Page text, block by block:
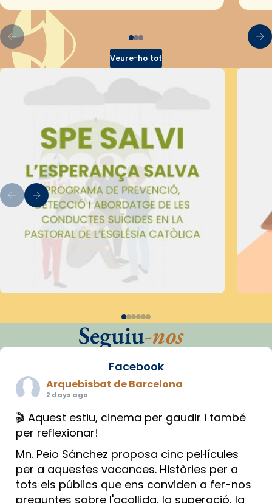
Veure-ho tot
Seguiu-nos
Facebook
Arquebisbat de Barcelona
2 days ago
🎬 Aquest estiu, cinema per gaudir i també
per reflexionar!
Mn. Peio Sánchez proposa cinc pel·lícules
per a aquestes vacances. Històries per a
tots els públics que ens conviden a fer-nos
preguntes sobre l'acollida, la superació, la